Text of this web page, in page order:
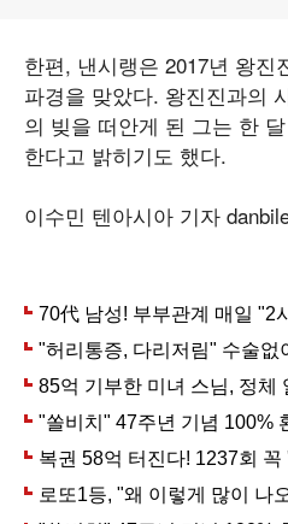
한편, 낸시랭은 2017년 왕진
파경을 맞았다. 왕진진과의
의 빚을 떠안게 된 그는 한
한다고 밝히기도 했다.
이수민 텐아시아 기자